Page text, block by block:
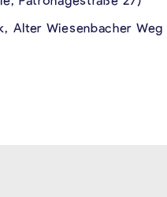
Alter Wiesenbacher Weg